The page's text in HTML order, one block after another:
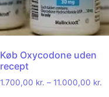
Køb Oxycodone uden
recept
1.700,00 kr. – 11.000,00 kr.